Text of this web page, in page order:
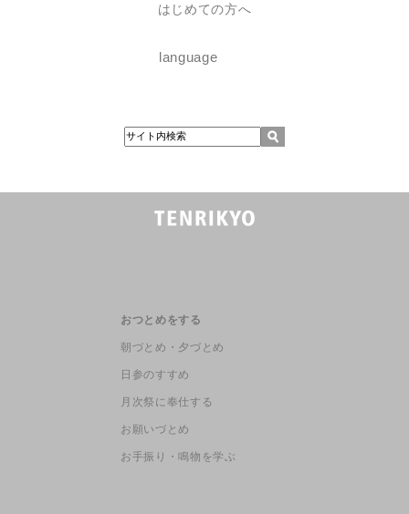
はじめての方へ
language
おつとめをする
朝づとめ・夕づとめ
日参のすすめ
月次祭に奉仕する
お願いづとめ
お手振り・鳴物を学ぶ